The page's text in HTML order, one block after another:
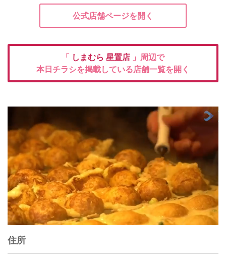
公式店舗ページを開く
「 しまむら 星置店 」周辺で
本日チラシを掲載している店舗一覧を開く
住所